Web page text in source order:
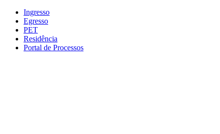
Conteúdo principal
Ingresso
Egresso
PET
Residência
Portal de Processos